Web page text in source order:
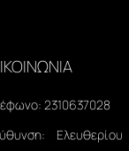
2310637028